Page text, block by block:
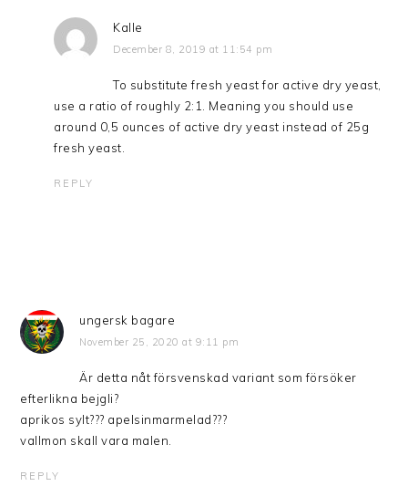
Kalle
December 8, 2019 at 11:54 pm
To substitute fresh yeast for active dry yeast,
use a ratio of roughly 2:1. Meaning you should use
around 0,5 ounces of active dry yeast instead of 25g
fresh yeast.
REPLY
ungersk bagare
November 25, 2020 at 9:11 pm
Är detta nåt försvenskad variant som försöker
efterlikna bejgli?
aprikos sylt??? apelsinmarmelad???
vallmon skall vara malen.
REPLY